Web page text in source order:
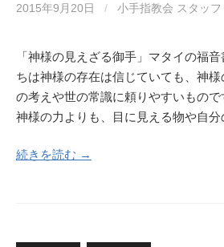
2015年9月20日 / 小手指教会 スタッフ
「神様の見えざる御手」マタイの福
ちは神様の存在は信じていても、神
の考えや世の常識に頼りやすいもの
神様の力よりも、目に見える物や自
続きを読む →